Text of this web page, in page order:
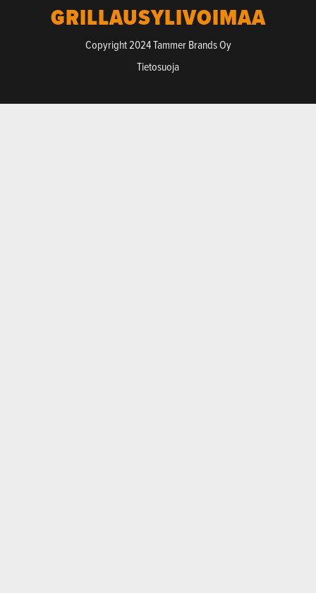
GRILLAUSYLIVOIMAA
Copyright 2024 Tammer Brands Oy
Tietosuoja